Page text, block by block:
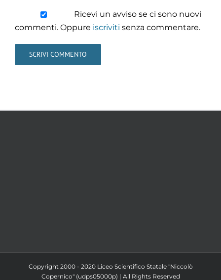
Ricevi un avviso se ci sono nuovi
commenti. Oppure iscriviti senza commentare.
Copyright 2000 - 2020 Liceo Scientifico Statale "Niccolò
Copernico" (udps05000p) | All Rights Reserved